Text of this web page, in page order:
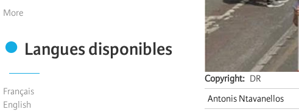
More
Langues disponibles
Français
English
Copyright
DR
Antonis Ntavanellos